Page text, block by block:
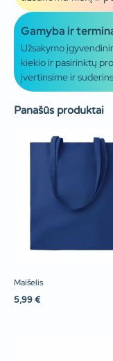
Gamyba ir
Užsakymo
kiekio ir pasirinktų
įvertinsime ir
Panašūs produktai
Maišelis
5,99 €